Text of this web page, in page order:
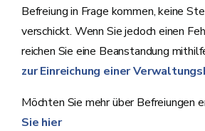
Befreiung in Frage kommen, keine
verschickt. Wenn Sie jedoch einen
reichen Sie eine Beanstandung
zur Einreichung einer
Möchten Sie mehr über Befreiungen
Sie hier